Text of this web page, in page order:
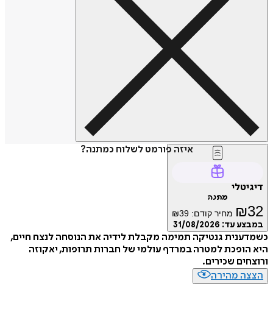
איזה פורמט לשלוח כמתנה?
₪ מחיר קודם: ₪39
עד:31/08/2026
גנטיקה תמימה מקבלת לידיה את הנוסחה לנצח חיים,
למטרה במרדף עולמי של חברות תרופות, יאקוזה
שכירים.
מהירה